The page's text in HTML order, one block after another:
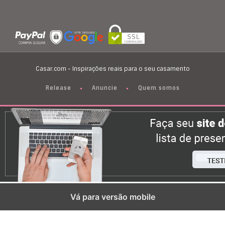
Casar.com - Inspirações reais para o seu casamento
Release Anuncie Quem somos
Vá para versão mobile